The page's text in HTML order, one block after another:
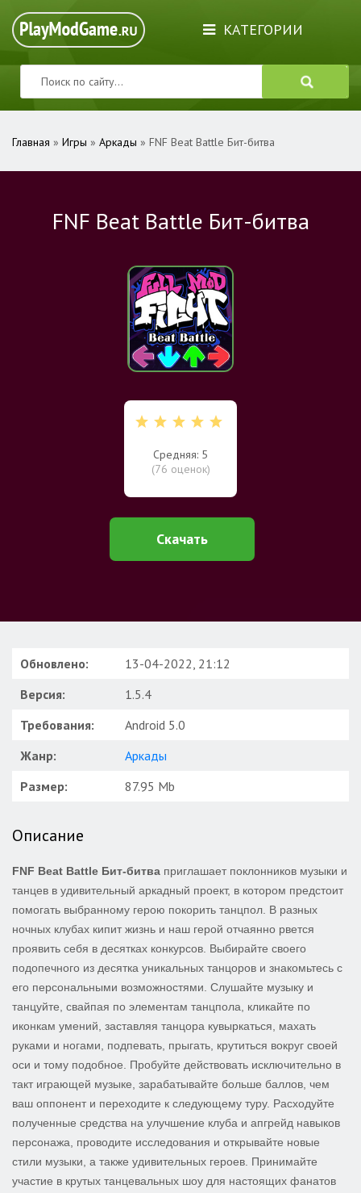
КАТЕГОРИИ
Главная » Игры » Аркады » FNF Beat Battle Бит-битва
FNF Beat Battle Бит-битва
Средняя: 5
(76 оценок)
Скачать
Обновлено:
13-04-2022, 21:12
Версия:
1.5.4
Требования:
Android 5.0
Жанр:
Аркады
Размер:
87.95 Mb
Описание
FNF Beat Battle Бит-битва приглашает поклонников музыки и
танцев в удивительный аркадный проект, в котором предстоит
помогать выбранному герою покорить танцпол. В разных
ночных клубах кипит жизнь и наш герой отчаянно рвется
проявить себя в десятках конкурсов. Выбирайте своего
подопечного из десятка уникальных танцоров и знакомьтесь с
его персональными возможностями. Слушайте музыку и
танцуйте, свайпая по элементам танцпола, кликайте по
иконкам умений, заставляя танцора кувыркаться, махать
руками и ногами, подпевать, прыгать, крутиться вокруг своей
оси и тому подобное. Пробуйте действовать исключительно в
такт играющей музыке, зарабатывайте больше баллов, чем
ваш оппонент и переходите к следующему туру. Расходуйте
полученные средства на улучшение клуба и апгрейд навыков
персонажа, проводите исследования и открывайте новые
стили музыки, а также удивительных героев. Принимайте
участие в крутых танцевальных шоу для настоящих фанатов